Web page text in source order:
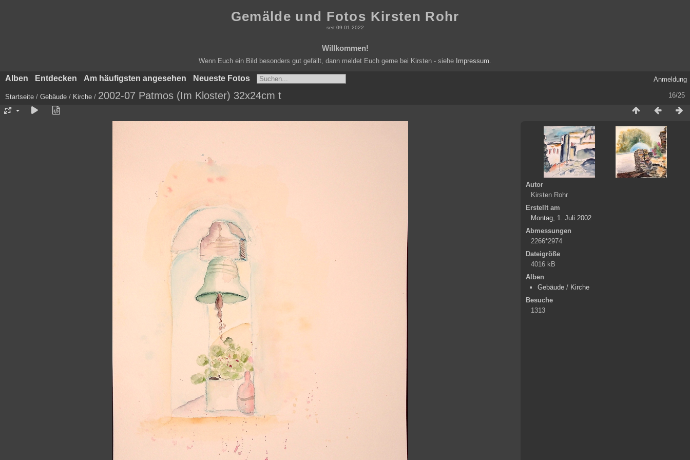
Gemälde und Fotos Kirsten Rohr
seit 09.01.2022
Willkommen!
Wenn Euch ein Bild besonders gut gefällt, dann meldet Euch gerne bei Kirsten - siehe Impressum
Alben Entdecken Am häufigsten angesehen Neueste Fotos Anmeldung
16/25
Startseite / Gebäude / Kirche / 2002-07 Patmos (Im Kloster) 32x24cm t
Autor
Kirsten Rohr
Erstellt am
Montag, 1. Juli 2002
Abmessungen
2266*2974
Dateigröße
4016 kB
Alben
Gebäude / Kirche
Besuche
1313